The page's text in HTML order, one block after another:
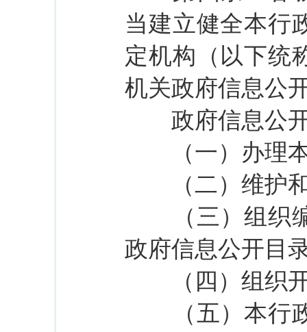
当建立健全本行
定机构（以下统
机关政府信息公
政府信息公开
（一）办理本
（二）维护和
（三）组织编
政府信息公开目
（四）组织开
（五）本行政